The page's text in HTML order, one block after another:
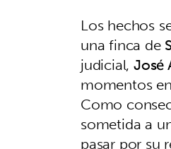
Los hechos
una finca de
judicial,José
momentos
Como
sometida a
pasar por su